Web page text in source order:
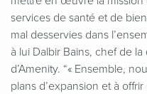
services de santé et de
mal desservies dans
à lui Dalbir Bains, chef de
d’Amenity. “« Ensemble,
plans d’expansion et à